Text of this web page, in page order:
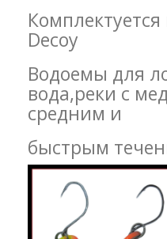
Decoy
Водоемы для
вода,реки с
средним и
быстрым